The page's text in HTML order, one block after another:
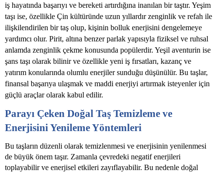
iş hayatında başarıyı ve bereketi artırdığına inanılan bir taştır. Yeşim
taşı ise, özellikle Çin kültüründe uzun yıllardır zenginlik ve refah ile
ilişkilendirilen bir taş olup, kişinin bolluk enerjisini dengelemeye
yardımcı olur. Pirit, altına benzer parlak yapısıyla fiziksel ve ruhsal
anlamda zenginlik çekme konusunda popülerdir. Yeşil aventurin ise
şans taşı olarak bilinir ve özellikle yeni iş fırsatları, kazanç ve
yatırım konularında olumlu enerjiler sunduğu düşünülür. Bu taşlar,
finansal başarıya ulaşmak ve maddi enerjiyi artırmak isteyenler için
güçlü araçlar olarak kabul edilir.
Parayı Çeken Doğal Taş Temizleme ve
Enerjisini Yenileme Yöntemleri
Bu taşların düzenli olarak temizlenmesi ve enerjisinin yenilenmesi
de büyük önem taşır. Zamanla çevredeki negatif enerjileri
toplayabilir ve enerjisel etkileri zayıflayabilir. Bu nedenle doğal